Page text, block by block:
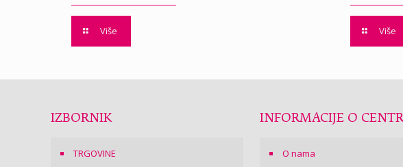
Više Više
IZBORNIK
TRGOVINE
INFORMACIJE O
O nama